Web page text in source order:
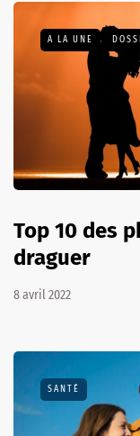
A LA UNE
Top 10 des
draguer
8 avril 2022
SANTÉ